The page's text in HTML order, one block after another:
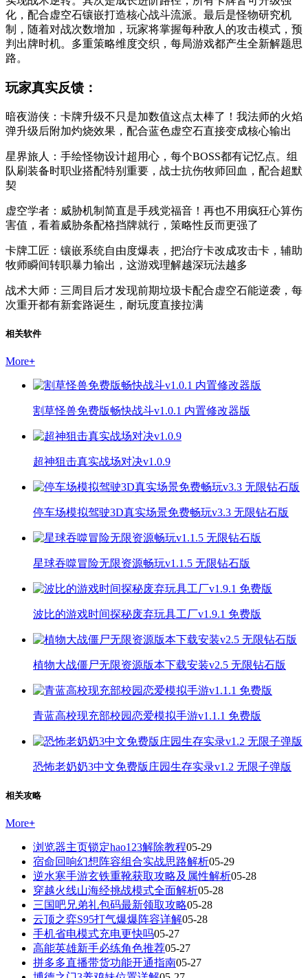
化，配合虚空石镶嵌打造核心战斗流派。最后是怪物研究机
制，随着对战次数增加，玩家将掌握每种敌人的攻击模式，预
判出牌时机。多重策略维度交织，每局游戏都产生全新解题思
路。
玩家真实反馈：
暗夜游侠：卡牌升级不只是加数值这点太棒了！我法师的火焰
弹升级后附加灼烧效果，配合蓝色虚空石直接变成核心输出
星界旅人：手绘怪物设计超用心，每个BOSS都有记忆点。组
队刷装备时职业搭配特别重要，战士抗伤牧师回血，配合超默
契
虚空学者：威胁机制简直是手残党福音！再也不用疯狂心算伤
害值，看着威胁条配格挡牌就行，策略性反而更强了
卡牌工匠：镶嵌系统自由度爆表，把治疗卡改成攻击卡，辅助
牧师瞬间转职暴力输出，这游戏理解越深玩法越多
战术大师：三周目后才发现前期垃圾卡配合虚空石能逆袭，每
次重开都有新套路诞生，耐玩度直接拉满
相关软件
More+
割草怪兽免费版畅快战斗v1.0.1 内置修改器版
超神狙击真实战场对决v1.0.9
停车场模拟驾驶3D真实场景免费畅玩v3.3 无限钻石版
星球吞噬冒险无限资源畅玩v1.1.5 无限钻石版
波比的游戏时间探秘废弃玩具工厂v1.9.1 免费版
植物大战僵尸无限资源版本下载安装v2.5 无限钻石版
青蓝高校现充部校园恋爱模拟手游v1.1.1 免费版
恐怖老奶奶3中文免费版庄园生存实录v1.2 无限子弹版
相关攻略
More+
浏览器主页锁定hao123解除教程05-29
宿命回响幻想阵容组合实战思路解析05-29
逆水寒手游玄铁重靴获取攻略及属性解析05-28
穿越火线山海经挑战模式全面解析05-28
三国吧兄弟礼包码最新领取攻略05-28
云顶之弈S95打气爆爆阵容详解05-28
手机省电模式充电更快吗05-27
高能英雄新手必练角色推荐05-27
拼多多直播带货功能开通指南05-27